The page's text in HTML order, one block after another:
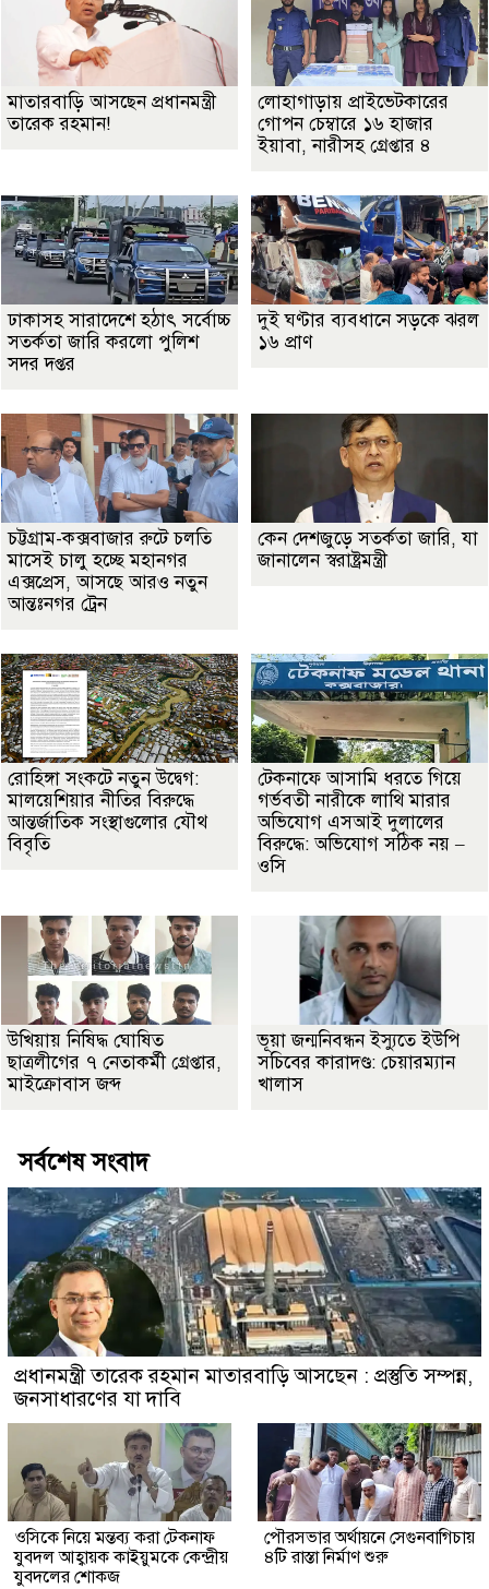
মাতারবাড়ি আসছেন প্রধানমন্ত্রী
তারেক রহমান!
লোহাগাড়ায় প্রাইভেটকারের
গোপন চেম্বারে ১৬ হাজার
ইয়াবা, নারীসহ গ্রেপ্তার ৪
ঢাকাসহ সারাদেশে হঠাৎ সর্বোচ্চ
সতর্কতা জা‌রি করলো পুলিশ
সদর দপ্তর
দুই ঘণ্টার ব্যবধানে সড়কে ঝরল
১৬ প্রাণ
চট্টগ্রাম-কক্সবাজার রুটে চলতি
মাসেই চালু হচ্ছে মহানগর
এক্সপ্রেস, আসছে আরও নতুন
আন্তঃনগর ট্রেন
কেন দেশজুড়ে সতর্কতা জারি, যা
জানালেন স্বরাষ্ট্রমন্ত্রী
রোহিঙ্গা সংকটে নতুন উদ্বেগ:
মালয়েশিয়ার নীতির বিরুদ্ধে
আন্তর্জাতিক সংস্থাগুলোর যৌথ
বিবৃতি
টেকনাফে আসামি ধরতে গিয়ে
গর্ভবতী নারীকে লাথি মারার
অভিযোগ এসআই দুলালের
বিরুদ্ধে: অভিযোগ সঠিক নয় –
ওসি
উখিয়ায় নিষিদ্ধ ঘোষিত
ছাত্রলীগের ৭ নেতাকর্মী গ্রেপ্তার,
মাইক্রোবাস জব্দ
ভূয়া জন্মনিবন্ধন ইস্যুতে ইউপি
সচিবের কারাদণ্ড: চেয়ারম্যান
খালাস
সর্বশেষ সংবাদ
প্রধানমন্ত্রী তারেক রহমান মাতারবাড়ি আসছেন : প্রস্তুতি সম্পন্ন,
জনসাধারণের যা দাবি
ওসিকে নিয়ে মন্তব্য করা টেকনাফ
যুবদল আহ্বায়ক কাইয়ুমকে কেন্দ্রীয়
যুবদলের শোকজ
পৌরসভার অর্থায়নে সেগুনবাগিচায়
৪টি রাস্তা নির্মাণ শুরু